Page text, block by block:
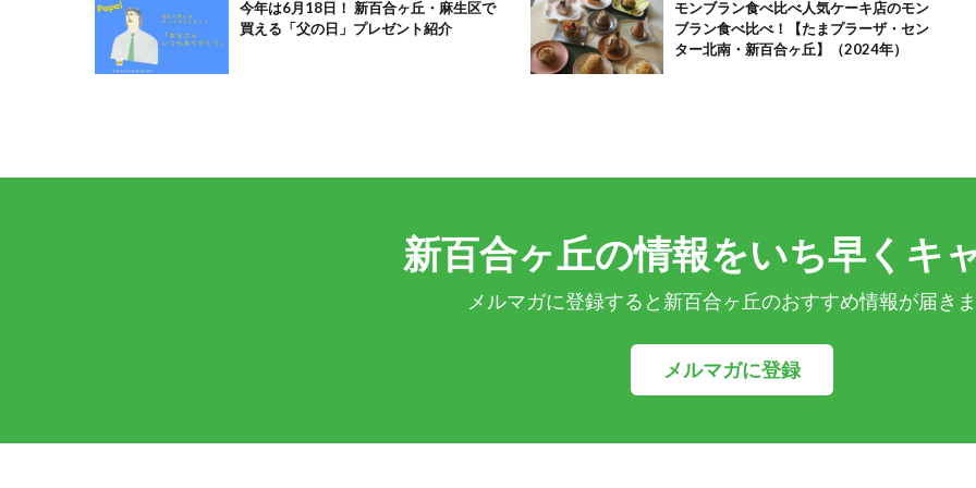
今年は6月18日！ 新百合ヶ丘・麻生区で
買える「父の日」プレゼント紹介
モンブラン食べ比べ人気ケーキ店のモン
ブラン食べ比べ！【たまプラーザ・セン
ター北南・新百合ヶ丘】（2024年）
新百合ヶ丘の情報をいち早くキ
メルマガに登録すると新百合ヶ丘のおすすめ情報が届き
メルマガに登録